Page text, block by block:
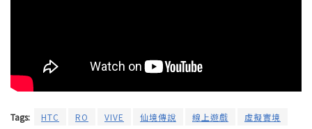
Tags: HTC RO VIVE 仙境傳說 線上遊戲 虛擬實境